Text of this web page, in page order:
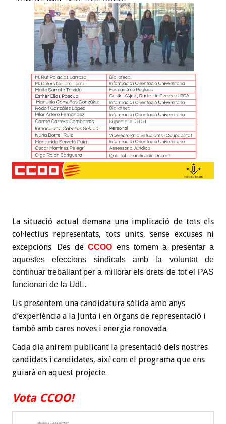
La situació actual demana una implicació de tots els
col·lectius representats, tots units, sense excuses ni
excepcions. Des deCCOO ens tornem a presentar a
aquestes eleccions sindicals amb la voluntat de
continuar treballant per a millorar els drets de tot el PAS
funcionari de la UdL.
Us presentem una candidatura sòlida amb anys
d’experiència a la Junta i en òrgans de representació i
també amb cares noves i energia renovada.
Cada dia anirem publicant la presentació dels nostres
candidats i candidates, així com el programa que ens
guiarà en aquest projecte.
Vota CCOO!